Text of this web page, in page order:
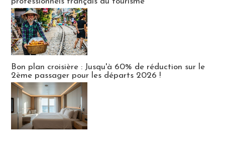
Bon plan croisière : Jusqu'à 60% de réduction sur le
2ème passager pour les départs 2026 !